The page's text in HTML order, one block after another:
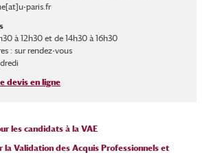
paris.fr
à 12h30 et de 14h30 à 16h30
: sur rendez-vous
devis en ligne
les candidats à la VAE
la Validation des Acquis Professionnels et